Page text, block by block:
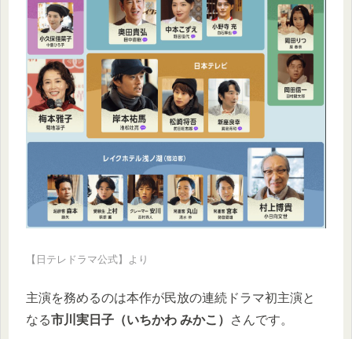
【日テレドラマ公式】より
主演を務めるのは本作が民放の連続ドラマ初主演と
なる市川実日子（いちかわ みかこ） さんです。